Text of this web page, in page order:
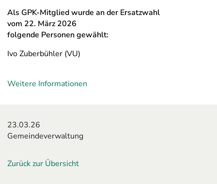
23.03.26
Gemeindeverwaltung
Zurück zur Übersicht
Als GPK-Mitglied wurde an der Ersatzwahl
vom 22. März 2026
folgende Personen gewählt:
Ivo Zuberbühler (VU)
Weitere Informationen